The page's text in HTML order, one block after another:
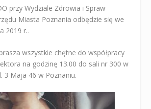
przy Wydziale Zdrowia i Spraw
Miasta Poznania odbędzie się we
2019 r..
wszystkie chętne do współpracy
na godzinę 13.00 do sali nr 300 w
3 Maja 46 w Poznaniu.